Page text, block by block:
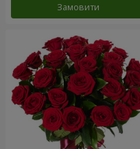
Замовити